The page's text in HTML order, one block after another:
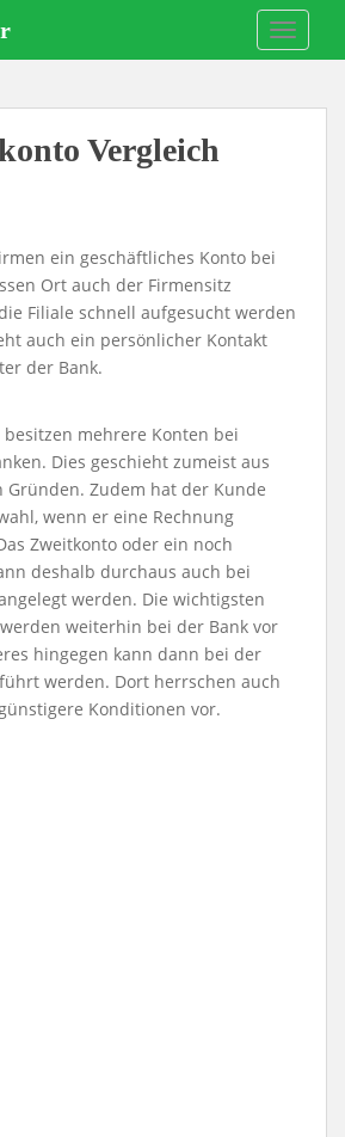
Vergleich
ein geschäftliches Konto bei
Ort auch der Firmensitz
Filiale schnell aufgesucht werden
auch ein persönlicher Kontakt
der Bank.
mehrere Konten bei
Dies geschieht zumeist aus
Gründen. Zudem hat der Kunde
wenn er eine Rechnung
Zweitkonto oder ein noch
deshalb durchaus auch bei
werden. Die wichtigsten
weiterhin bei der Bank vor
hingegen kann dann bei der
werden. Dort herrschen auch
Konditionen vor.